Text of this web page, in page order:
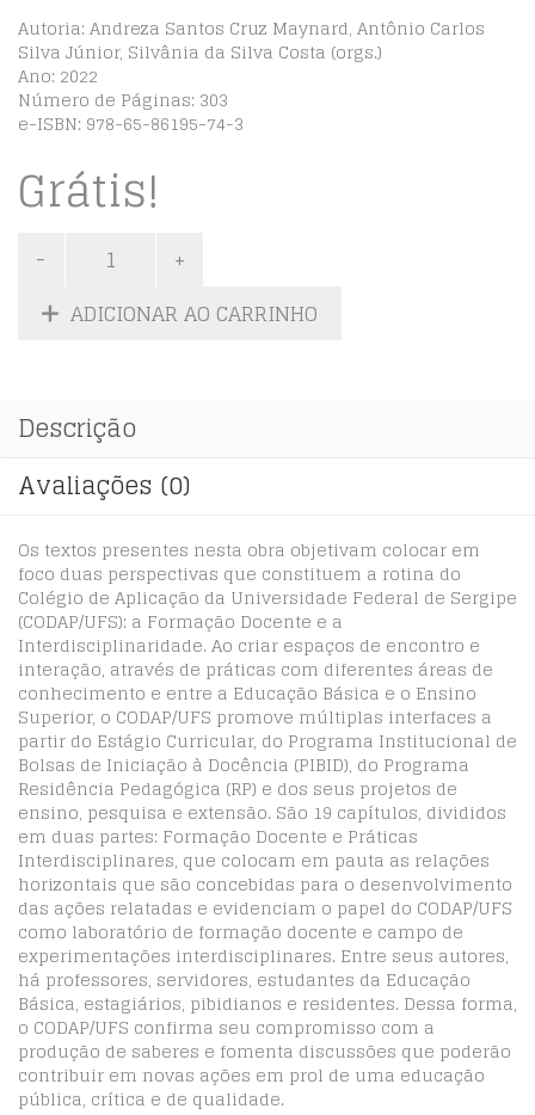
Autoria: Andreza Santos Cruz Maynard, Antônio Carlos
Silva Júnior, Silvânia da Silva Costa (orgs.)
Ano: 2022
Número de Páginas: 303
e-ISBN: 978-65-86195-74-3
Grátis!
ADICIONAR AO CARRINHO
Descrição
Avaliações (0)
Os textos presentes nesta obra objetivam colocar em
foco duas perspectivas que constituem a rotina do
Colégio de Aplicação da Universidade Federal de Sergipe
(CODAP/UFS): a Formação Docente e a
Interdisciplinaridade. Ao criar espaços de encontro e
interação, através de práticas com diferentes áreas de
conhecimento e entre a Educação Básica e o Ensino
Superior, o CODAP/UFS promove múltiplas interfaces a
partir do Estágio Curricular, do Programa Institucional de
Bolsas de Iniciação à Docência (PIBID), do Programa
Residência Pedagógica (RP) e dos seus projetos de
ensino, pesquisa e extensão. São 19 capítulos, divididos
em duas partes: Formação Docente e Práticas
Interdisciplinares, que colocam em pauta as relações
horizontais que são concebidas para o desenvolvimento
das ações relatadas e evidenciam o papel do CODAP/UFS
como laboratório de formação docente e campo de
experimentações interdisciplinares. Entre seus autores,
há professores, servidores, estudantes da Educação
Básica, estagiários, pibidianos e residentes. Dessa forma,
o CODAP/UFS confirma seu compromisso com a
produção de saberes e fomenta discussões que poderão
contribuir em novas ações em prol de uma educação
pública, crítica e de qualidade.